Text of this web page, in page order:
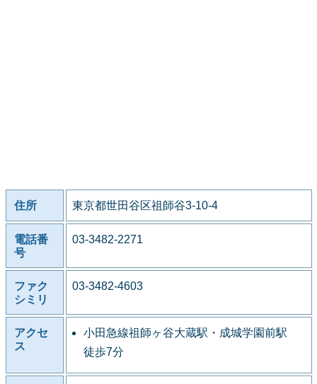
住所 東京都世田谷区祖師谷3-10-4
電話番
号
03-3482-2271
ファク
シミリ
03-3482-4603
アクセ
ス
小田急線祖師ヶ谷大蔵駅・成城学園前駅
徒歩7分